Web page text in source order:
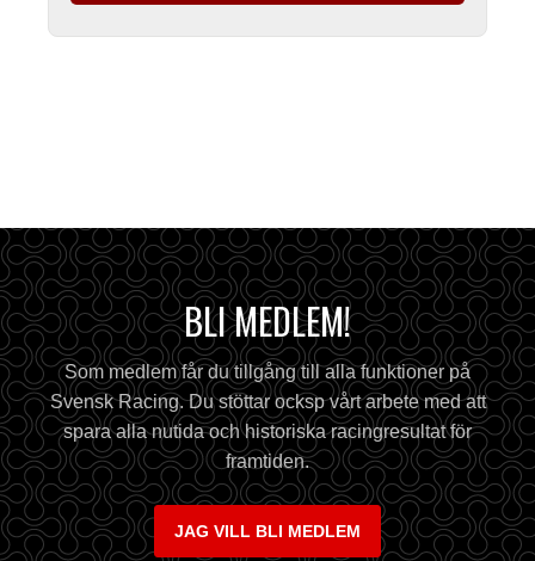
BLI MEDLEM!
Som medlem får du tillgång till alla funktioner på
Svensk Racing. Du stöttar ocksp vårt arbete med att
spara alla nutida och historiska racingresultat för
framtiden.
JAG VILL BLI MEDLEM